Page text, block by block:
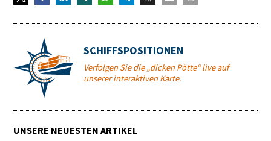
SCHIFFSPOSITIONEN
Verfolgen Sie die „dicken Pötte“ live auf
unserer interaktiven Karte.
UNSERE NEUESTEN ARTIKEL